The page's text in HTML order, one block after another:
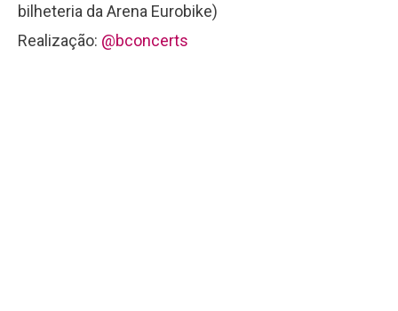
bilheteria da Arena Eurobike)
Realização: @bconcerts